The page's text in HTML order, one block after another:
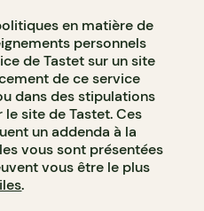
en matière de
personnels
de Tastet sur un site
de ce service
dans des stipulations
site de Tastet. Ces
un addenda à la
vous sont présentées
vous être le plus
.